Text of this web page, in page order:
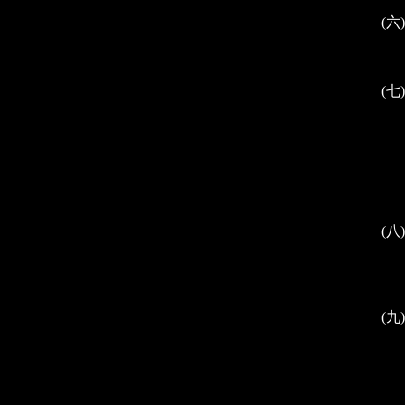
(六
(七
(八
(九